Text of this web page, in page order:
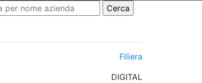
Filiera
DIGITAL